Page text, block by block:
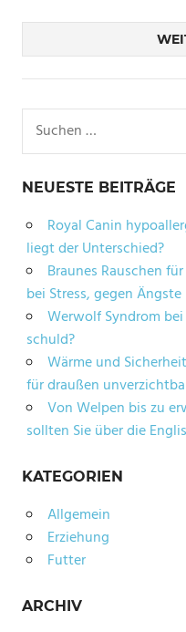
nach:
NEUESTE BEITRÄGE
Royal Canin
liegt der Unterschied?
Braunes Rauschen
bei Stress, gegen Ängste
Werwolf Syndrom
schuld?
Wärme und
für draußen
Von Welpen bis zu
sollten Sie über die
KATEGORIEN
Allgemein
Erziehung
Futter
ARCHIV